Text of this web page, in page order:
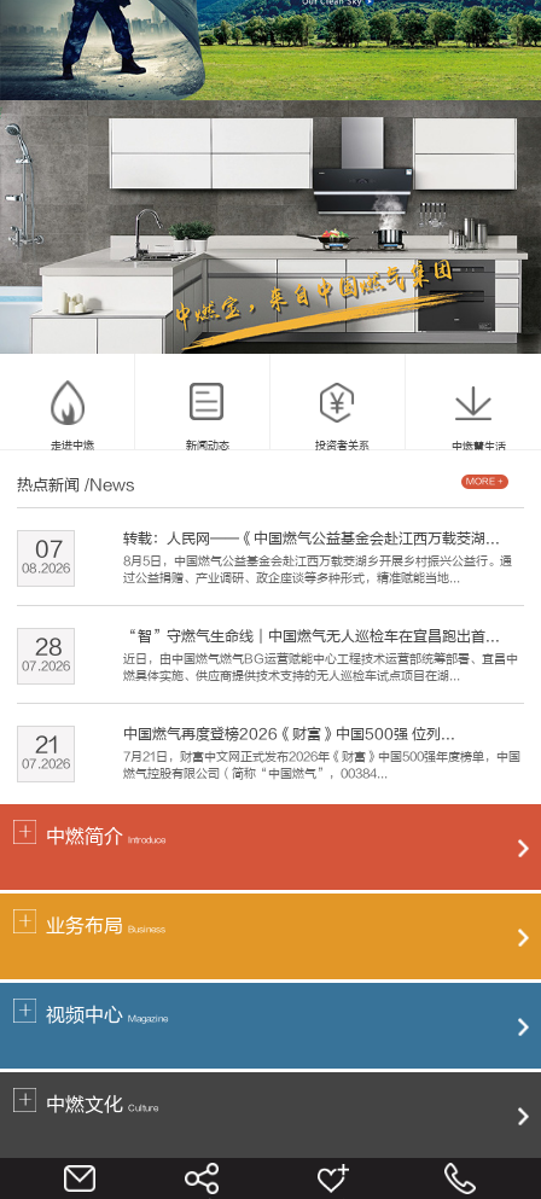
走进中燃 新闻动态 投资者关系 中燃慧生活
热点新闻 /News
转载：人民网——《中国燃气公益基金会赴江西万载茭湖...
8月5日，中国燃气公益基金会赴江西万载茭湖乡开展乡村振兴公益行。通
过公益捐赠、产业调研、政企座谈等多种形式，精准赋能当地...
08.2026
07
“智”守燃气生命线｜中国燃气无人巡检车在宜昌跑出首...
近日，由中国燃气燃气BG运营赋能中心工程技术运营部统筹部署、宜昌中
燃具体实施、供应商提供技术支持的无人巡检车试点项目在湖...
07.2026
28
中国燃气再度登榜2026《财富》中国500强 位列...
7月21日，财富中文网正式发布2026年《财富》中国500强年度榜单，中国
燃气控股有限公司（简称“中国燃气”，00384...
07.2026
21
MORE +
中燃简介 Introduce
业务布局 Business
视频中心 Magazine
中燃文化 Culture